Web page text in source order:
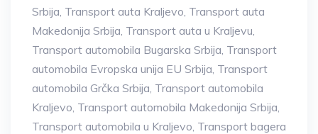
Srbija Transport auta Kraljevo Transport auta
Makedonija Srbija Transport auta u Kraljevu
Transport automobila Bugarska Srbija Transport
automobila Evropska unija EU Srbija Transport
automobila Grčka Srbija Transport automobila
Kraljevo Transport automobila Makedonija Srbija
Transport automobila u Kraljevo Transport bagera